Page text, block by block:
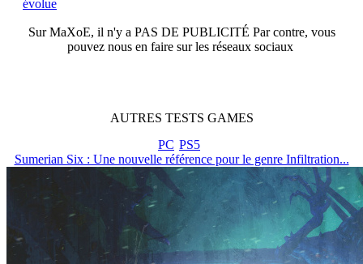
évolue
SurMaXoE, il n'y a PAS DE PUBLICITÉ Par contre, vous
pouvez nous en faire sur les réseaux sociaux
AUTRES TESTS GAMES
PC PS5
Sumerian Six : Une nouvelle référence pour le genre Infiltration...